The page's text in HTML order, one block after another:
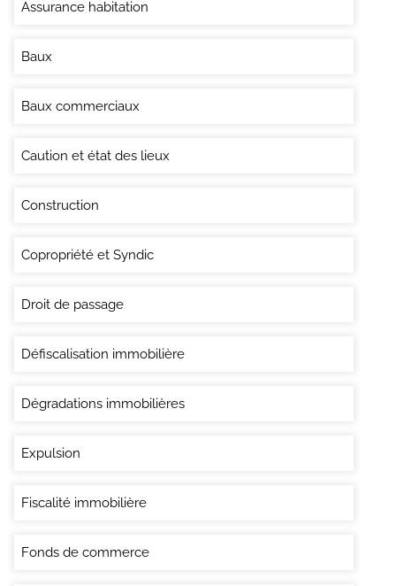
Assurance habitation
Baux
Baux commerciaux
Caution et état des lieux
Construction
Copropriété et Syndic
Droit de passage
Défiscalisation immobilière
Dégradations immobilières
Expulsion
Fiscalité immobilière
Fonds de commerce